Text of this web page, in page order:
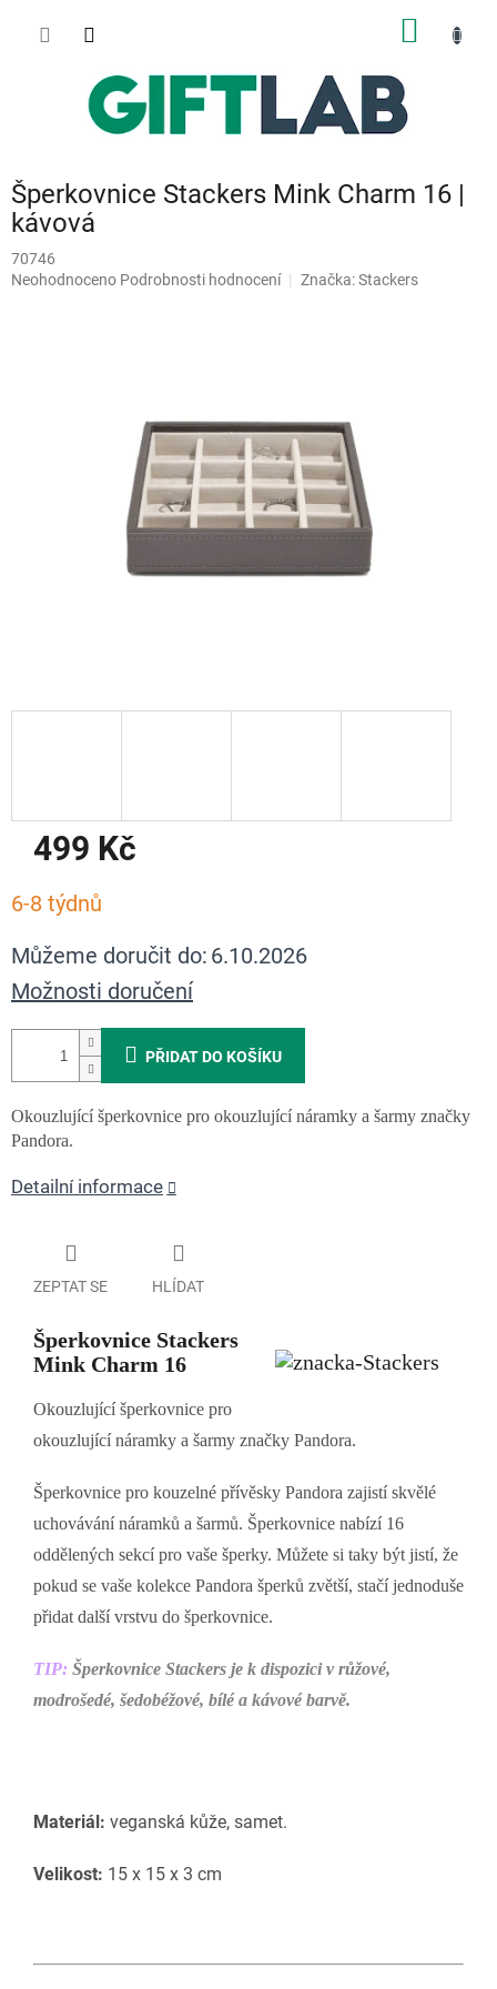
Šperkovnice Stackers Mink Charm 16 |
kávová
70746
Průměrné
Neohodnoceno Podrobnosti hodnocení Značka:Stackers
499 Kč
cena:
6-8 týdnů
Můžeme doručit do: 6.10.2026
Možnosti doručení
PŘIDAT DO KOŠÍKU
Okouzlující šperkovnice pro okouzlující náramky a šarmy značky
Pandora.
Detailní informace
ZEPTAT SE HLÍDAT
Šperkovnice Stackers
Mink Charm 16
Okouzlující šperkovnice pro
okouzlující náramky a šarmy značky Pandora.
Šperkovnice pro kouzelné přívěsky Pandora zajistí skvělé
uchovávání náramků a šarmů. Šperkovnice nabízí 16
oddělených sekcí pro vaše šperky. Můžete si taky být jistí, že
pokud se vaše kolekce Pandora šperků zvětší, stačí jednoduše
přidat další vrstvu do šperkovnice.
TIP: Šperkovnice Stackers je k dispozici v růžové,
modrošedé, šedobéžové, bílé a kávové barvě.
Materiál: veganská kůže, samet.
Velikost: 15 x 15 x 3 cm